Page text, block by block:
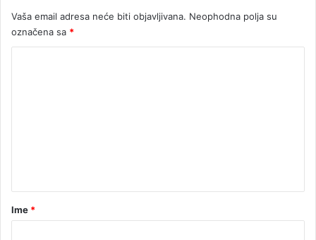
g
l
a
Vaša email adresa neće biti objavljivana. Neophodna polja su
označena sa *
rIme *